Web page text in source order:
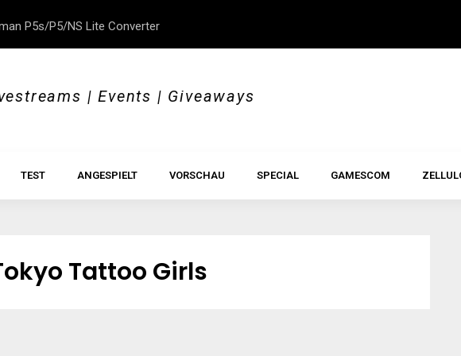
P5s/P5/NS Lite Converter
– Empowered, HerStory, Beyond Borders
| Events | Giveaways
TEST ANGESPIELT VORSCHAU SPECIAL GAMESCOM
Tattoo Girls